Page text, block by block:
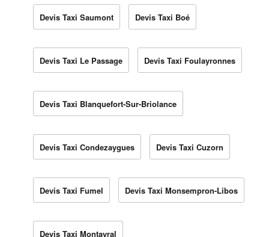
Devis Taxi Saumont Devis Taxi Boé
Devis Taxi Le Passage Devis Taxi Foulayronnes
Devis Taxi Blanquefort-Sur-Briolance
Devis Taxi Condezaygues Devis Taxi Cuzorn
Devis Taxi Fumel Devis Taxi Monsempron-Libos
Devis Taxi Montayral